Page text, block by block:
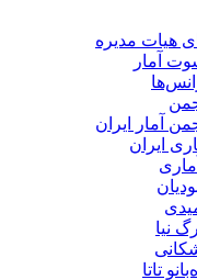
هیات مدیره
آمار
آمار ایران
ایران
نیا
تاتا